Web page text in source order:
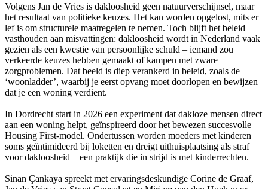
Volgens Jan de Vries is dakloosheid geen natuurverschijnsel, maar
het resultaat van politieke keuzes. Het kan worden opgelost, mits er
lef is om structurele maatregelen te nemen. Toch blijft het beleid
vasthouden aan misvattingen: dakloosheid wordt in Nederland vaak
gezien als een kwestie van persoonlijke schuld – iemand zou
verkeerde keuzes hebben gemaakt of kampen met zware
zorgproblemen. Dat beeld is diep verankerd in beleid, zoals de
‘woonladder’, waarbij je eerst opvang moet doorlopen en bewijzen
dat je een woning verdient.
In Dordrecht start in 2026 een experiment dat dakloze mensen direct
aan een woning helpt, geïnspireerd door het bewezen succesvolle
Housing First-model. Ondertussen worden moeders met kinderen
soms geïntimideerd bij loketten en dreigt uithuisplaatsing als straf
voor dakloosheid – een praktijk die in strijd is met kinderrechten.
Sinan Çankaya spreekt met ervaringsdeskundige Corine de Graaf,